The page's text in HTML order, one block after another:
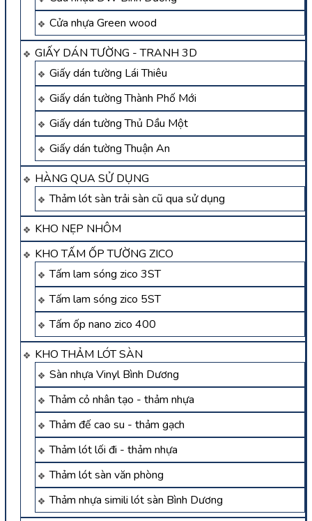
Cửa nhựa Green wood
GIẤY DÁN TƯỜNG - TRANH 3D
Giấy dán tường Lái Thiêu
Giấy dán tường Thành Phố Mới
Giấy dán tường Thủ Dầu Một
Giấy dán tường Thuận An
HÀNG QUA SỬ DỤNG
Thảm lót sàn trải sàn cũ qua sử dụng
KHO NẸP NHÔM
KHO TẤM ỐP TƯỜNG ZICO
Tấm lam sóng zico 3ST
Tấm lam sóng zico 5ST
Tấm ốp nano zico 400
KHO THẢM LÓT SÀN
Sàn nhựa Vinyl Bình Dương
Thảm cỏ nhân tạo - thảm nhựa
Thảm đế cao su - thảm gạch
Thảm lót lối đi - thảm nhựa
Thảm lót sàn văn phòng
Thảm nhựa simili lót sàn Bình Dương